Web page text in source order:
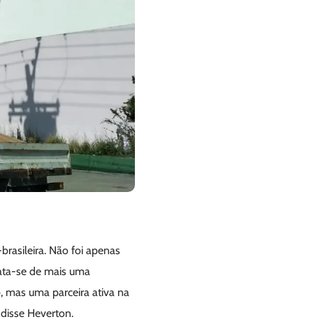
Não foi apenas
se de mais uma
uma parceira ativa na
disse Heverton.